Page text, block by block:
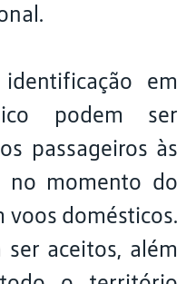
em
podem ser
passageiros às
no momento do
voos domésticos.
ser aceitos, além